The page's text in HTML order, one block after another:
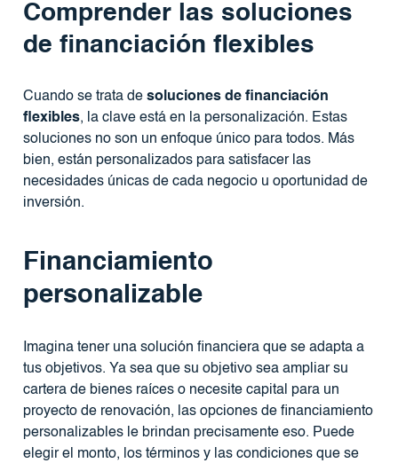
Comprender las soluciones
de financiación flexibles
Cuando se trata de soluciones de financiación
flexibles, la clave está en la personalización. Estas
soluciones no son un enfoque único para todos. Más
bien, están personalizados para satisfacer las
necesidades únicas de cada negocio u oportunidad de
inversión.
Financiamiento
personalizable
Imagina tener una solución financiera que se adapta a
tus objetivos. Ya sea que su objetivo sea ampliar su
cartera de bienes raíces o necesite capital para un
proyecto de renovación, las opciones de financiamiento
personalizables le brindan precisamente eso. Puede
elegir el monto, los términos y las condiciones que se